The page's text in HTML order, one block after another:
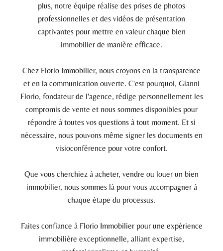
plus, notre équipe réalise des prises de photos
professionnelles et des vidéos de présentation
captivantes pour mettre en valeur chaque bien
immobilier de manière efficace.
Chez Florio Immobilier, nous croyons en la transparence
et en la communication ouverte. C'est pourquoi, Gianni
Florio, fondateur de l'agence, rédige personnellement les
compromis de vente et nous sommes disponibles pour
répondre à toutes vos questions à tout moment. Et si
nécessaire, nous pouvons même signer les documents en
visioconférence pour votre confort.
Que vous cherchiez à acheter, vendre ou louer un bien
immobilier, nous sommes là pour vous accompagner à
chaque étape du processus.
Faites confiance à Florio Immobilier pour une expérience
immobilière exceptionnelle, alliant expertise,